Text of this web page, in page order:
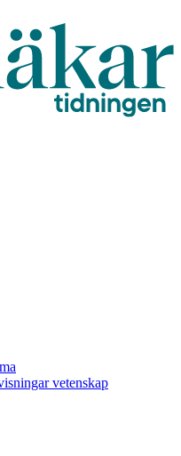
vetenskap